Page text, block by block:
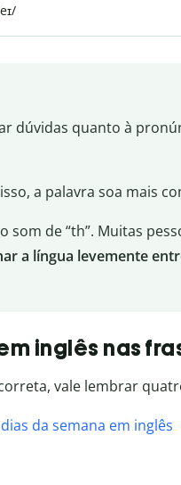
dúvidas quanto à
a palavra soa mais
som de “th”. Muitas
a língua levemente
inglês nas
vale lembrar
da semana em inglês